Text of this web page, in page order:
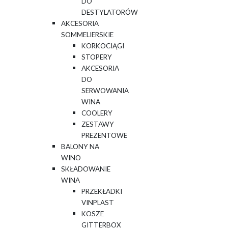
DESTYLATORÓW
AKCESORIA
SOMMELIERSKIE
KORKOCIĄGI
STOPERY
AKCESORIA
DO
SERWOWANIA
WINA
COOLERY
ZESTAWY
PREZENTOWE
BALONY NA
WINO
SKŁADOWANIE
WINA
PRZEKŁADKI
VINPLAST
KOSZE
GITTERBOX